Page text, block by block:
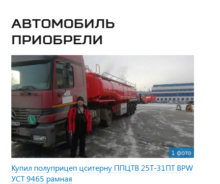
Автомобиль
приобрели
1 фото
Купил полуприцеп цситерну ППЦТВ 25Т-31ПТ BPW
УСТ 9465 рамная